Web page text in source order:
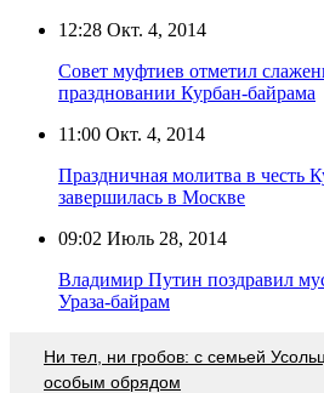
12:28 Окт. 4, 2014
Совет муфтиев отметил
праздновании Курбан-байрама
11:00 Окт. 4, 2014
Праздничная молитва в честь
завершилась в Москве
09:02 Июль 28, 2014
Владимир Путин поздравил
Ураза-байрам
Ни тел, ни гробов: с семьей
особым обрядом